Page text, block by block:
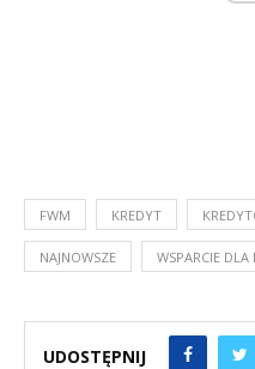
FWM KREDYT
NAJNOWSZE WSPARCIE
UDOSTĘPNIJ